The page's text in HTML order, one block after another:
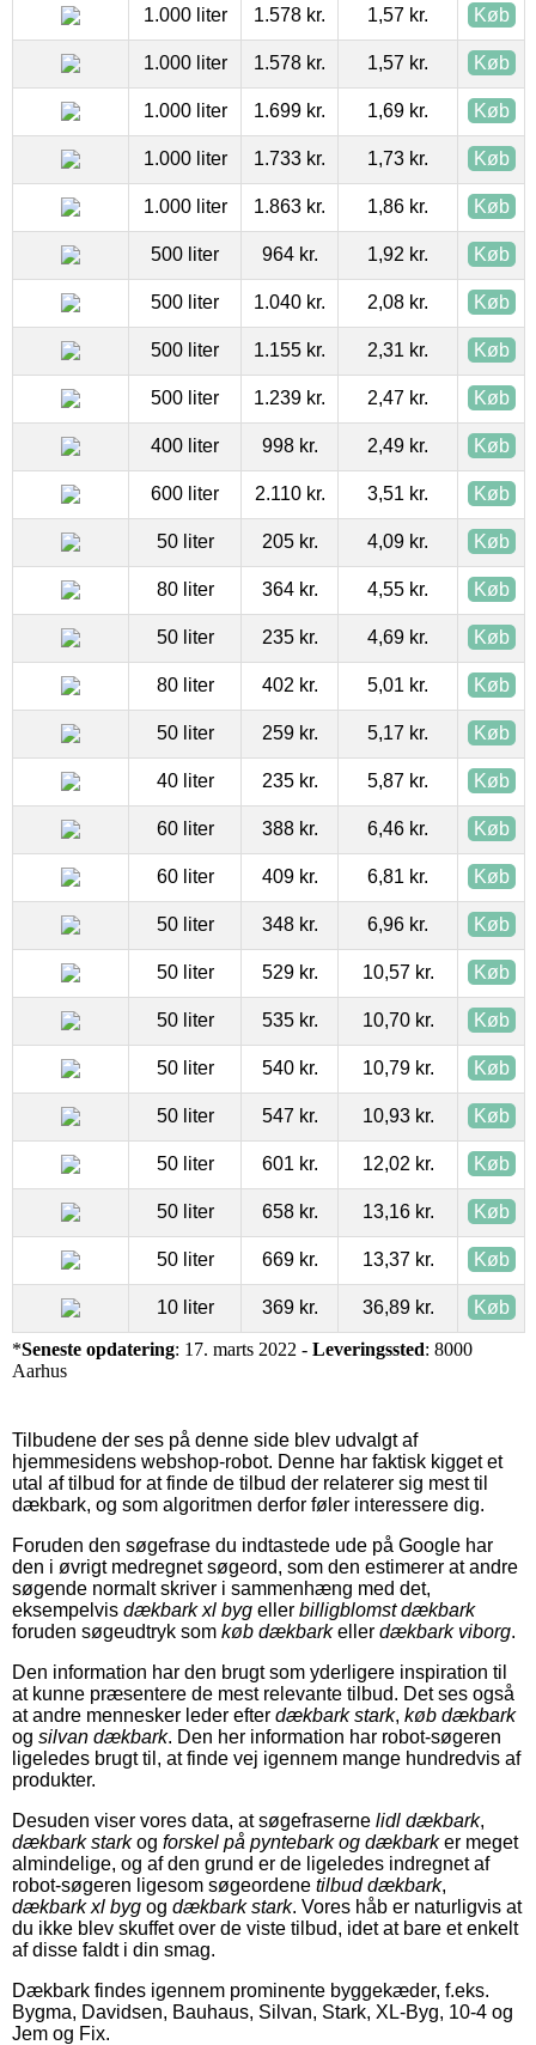
1.000 liter 1.578 kr. 1,57 kr. Køb
1.000 liter 1.578 kr. 1,57 kr. Køb
1.000 liter 1.699 kr. 1,69 kr. Køb
1.000 liter 1.733 kr. 1,73 kr. Køb
1.000 liter 1.863 kr. 1,86 kr. Køb
500 liter 964 kr. 1,92 kr. Køb
500 liter 1.040 kr. 2,08 kr. Køb
500 liter 1.155 kr. 2,31 kr. Køb
500 liter 1.239 kr. 2,47 kr. Køb
400 liter 998 kr. 2,49 kr. Køb
600 liter 2.110 kr. 3,51 kr. Køb
50 liter 205 kr. 4,09 kr. Køb
80 liter 364 kr. 4,55 kr. Køb
50 liter 235 kr. 4,69 kr. Køb
80 liter 402 kr. 5,01 kr. Køb
50 liter 259 kr. 5,17 kr. Køb
40 liter 235 kr. 5,87 kr. Køb
60 liter 388 kr. 6,46 kr. Køb
60 liter 409 kr. 6,81 kr. Køb
50 liter 348 kr. 6,96 kr. Køb
50 liter 529 kr. 10,57 kr. Køb
50 liter 535 kr. 10,70 kr. Køb
50 liter 540 kr. 10,79 kr. Køb
50 liter 547 kr. 10,93 kr. Køb
50 liter 601 kr. 12,02 kr. Køb
50 liter 658 kr. 13,16 kr. Køb
50 liter 669 kr. 13,37 kr. Køb
10 liter 369 kr. 36,89 kr. Køb
*Seneste opdatering: 17. marts 2022 - Leveringssted: 8000
Aarhus
Tilbudene der ses på denne side blev udvalgt af
hjemmesidens webshop-robot. Denne har faktisk kigget et
utal af tilbud for at finde de tilbud der relaterer sig mest til
dækbark, og som algoritmen derfor føler interessere dig.
Foruden den søgefrase du indtastede ude på Google har
den i øvrigt medregnet søgeord, som den estimerer at andre
søgende normalt skriver i sammenhæng med det,
eksempelvis dækbark xl byg eller billigblomst dækbark
foruden søgeudtryk som køb dækbarkeller dækbark viborg.
Den information har den brugt som yderligere inspiration til
at kunne præsentere de mest relevante tilbud. Det ses også
at andre mennesker leder efter dækbark stark, køb dækbark
og silvan dækbark. Den her information har robot-søgeren
ligeledes brugt til, at finde vej igennem mange hundredvis af
produkter.
Desuden viser vores data, at søgefraserne lidl dækbark,
dækbark starkog forskel på pyntebark og dækbarker meget
almindelige, og af den grund er de ligeledes indregnet af
robot-søgeren ligesom søgeordene tilbud dækbark,
dækbark xl byg og dækbark stark. Vores håb er naturligvis at
du ikke blev skuffet over de viste tilbud, idet at bare et enkelt
af disse faldt i din smag.
Dækbark findes igennem prominente byggekæder, f.eks.
Bygma, Davidsen, Bauhaus, Silvan, Stark, XL-Byg, 10-4 og
Jem og Fix.